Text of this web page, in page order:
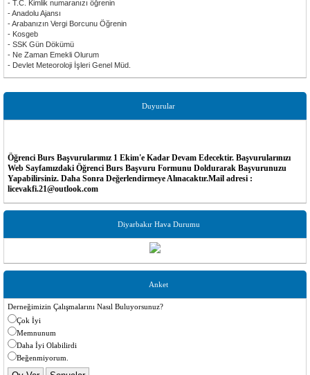
Duyurular
Öğrenci Burs Başvurularımız 1 Ekim'e Kadar Devam Edecektir. Başvurularınızı
Web Sayfamızdaki Öğrenci Burs Başvuru Formunu Doldurarak Başvurunuzu
Yapabilirsiniz. Daha Sonra Değerlendirmeye Alınacaktır.Mail adresi :
licevakfi.21@outlook.com
MESLEK KOMİTELERİNİ KURUYORUZ. vakfımızın daha aktif çalışması için, Vakıf
çatısı altında meslek komiteleri kurulacak. öncelikle Sağlık komitesi, Hukuk komitesi,
kurulacak. Komitelere katılmak isteyen hemşehrilerimizin vakıf seketeryası ile temasa
Diyarbakır Hava Durumu
Anket
Derneğimizin Çalışmalarını Nasıl Buluyorsunuz?
Çok İyi
Memnunum
Daha İyi Olabilirdi
Beğenmiyorum.
- T.C. Kimlik numaranızı öğrenin
- Anadolu Ajansı
- Arabanızın Vergi Borcunu Öğrenin
- Kosgeb
- SSK Gün Dökümü
- Ne Zaman Emekli Olurum
- Devlet Meteoroloji İşleri Genel Müd.